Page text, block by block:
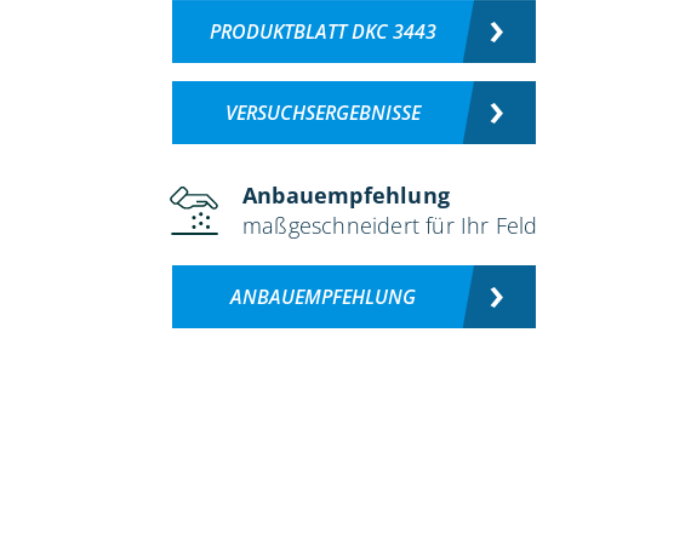
PRODUKTBLATT DKC 3443
VERSUCHSERGEBNISSE
Anbauempfehlung
maßgeschneidert für Ihr Feld
ANBAUEMPFEHLUNG